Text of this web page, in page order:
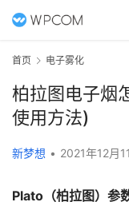
首页 电子雾化
柏拉图电子烟
使用方法)
新梦想 • 2021年12月
Plato（柏拉图） 参